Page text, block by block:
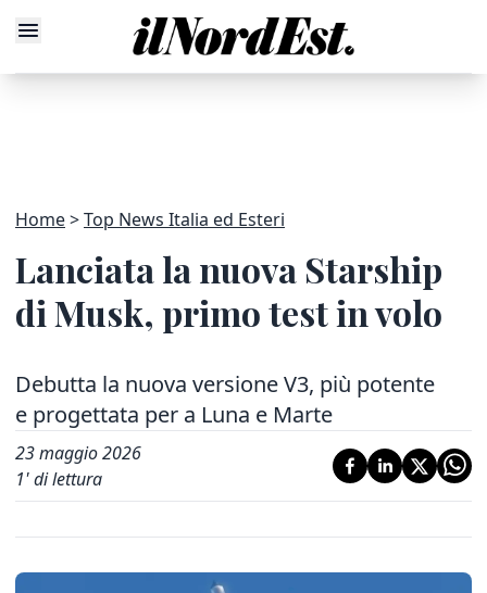
Home Top News Italia ed Esteri
Lanciata la nuova Starship
di Musk, primo test in volo
Debutta la nuova versione V3, più potente
e progettata per a Luna e Marte
23 maggio 2026
1' di lettura